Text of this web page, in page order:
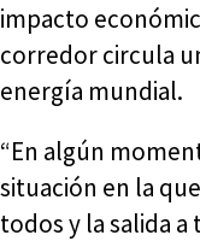
impacto
corredor circula
energía mundial.
“En algún
situación en la
todos y la salida a